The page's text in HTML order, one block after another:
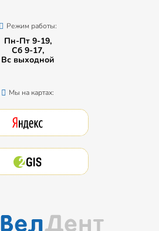
Режим работы:
Пн-Пт 9-19,
Сб 9-17,
Вс выходной
Мы на картах: